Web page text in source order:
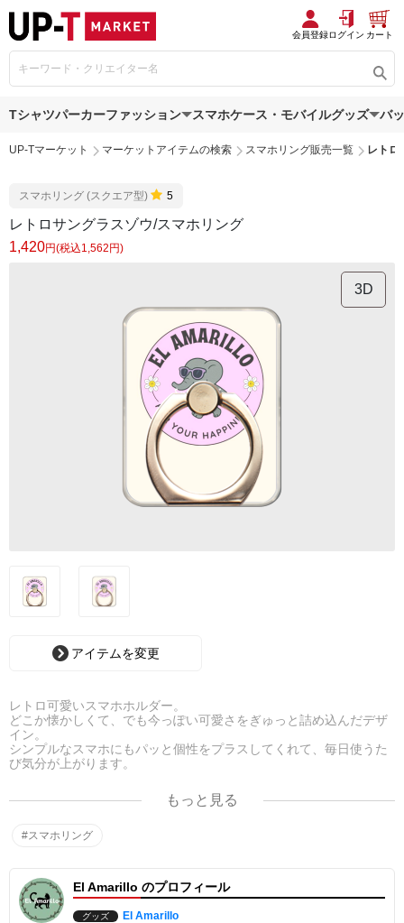
会員登録ログイン カート
Tシャツパーカーファッション スマホケース・モバイルグッズ バ
UP-Tマーケット マーケットアイテムの検索 スマホリング販売一覧 レトロ
スマホリング (スクエア型) 5
レトロサングラスゾウ/スマホリング
1,420円(税込1,562円)
3D
アイテムを変更
レトロ可愛いスマホホルダー。
どこか懐かしくて、でも今っぽい可愛さをぎゅっと詰め込んだデザ
イン。
シンプルなスマホにもパッと個性をプラスしてくれて、毎日使うた
び気分が上がります。
もっと見る
#スマホリング
El Amarillo のプロフィール
グッズ El Amarillo